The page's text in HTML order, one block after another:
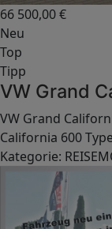
66 500,00€
Neu
Top
Tipp
VW Grand
VW Grand
California 600
Kategorie: